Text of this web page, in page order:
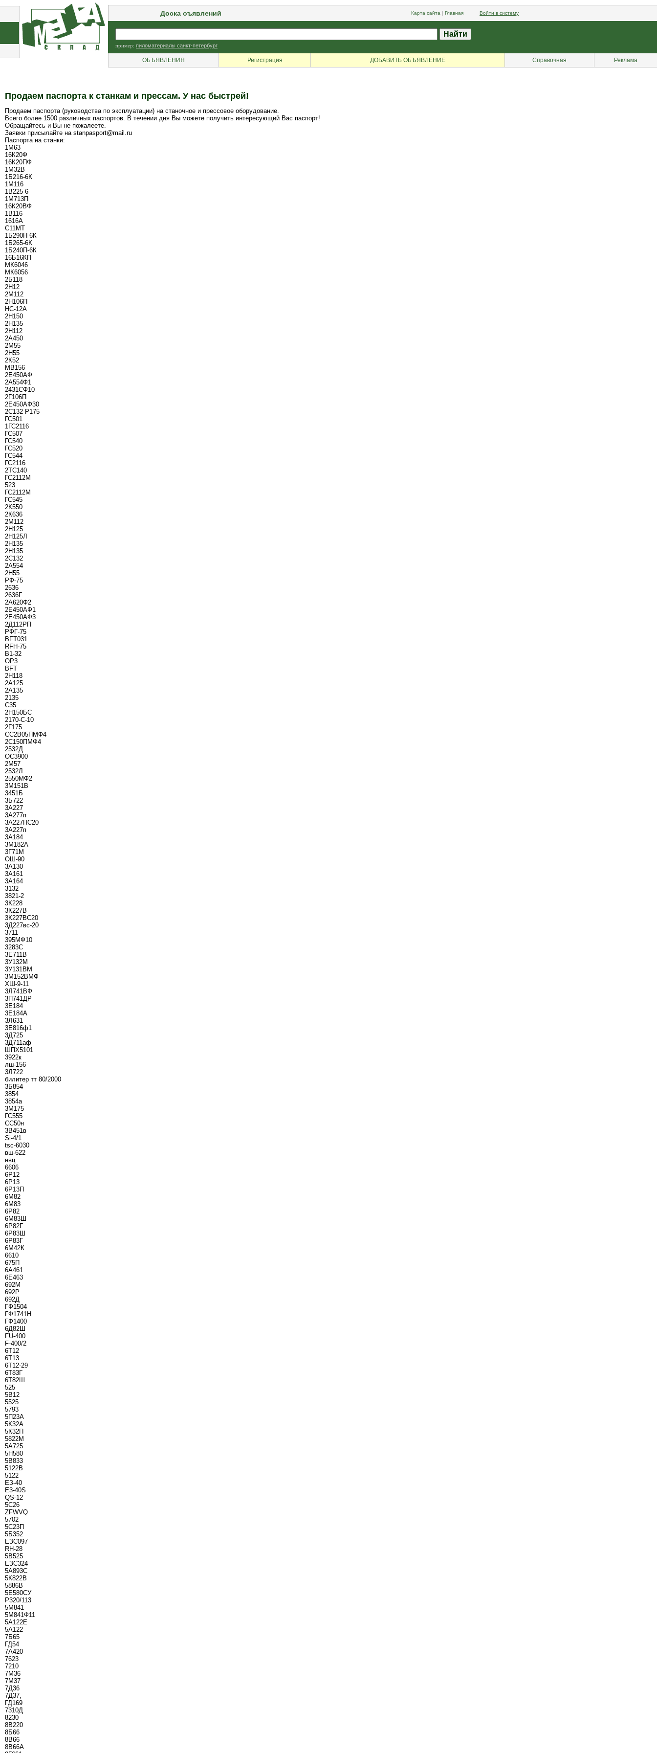
Доска оъявлений Карта сайта | Главная Войти в систему
пример: пиломатериалы санкт-петербург
ОБЪЯВЛЕНИЯ Регистрация ДОБАВИТЬ ОБЪЯВЛЕНИЕ Справочная Реклама
Продаем паспорта к станкам и прессам. У нас быстрей!
Продаем паспорта (руководства по эксплуатации) на станочное и прессовое оборудование.
Всего более 1500 различных паспортов. В течении дня Вы можете получить интересующий Вас паспорт!
Обращайтесь и Вы не пожалеете.
Заявки присылайте на stanpasport@mail.ru
Паспорта на станки:
1М63
16К20Ф
16К20ПФ
1М32В
1Б216-6К
1М116
1B225-6
1М713П
16К20ВФ
1B116
1616А
С11МТ
1Б290Н-6К
1Б265-6К
1Б240П-6К
16Б16КП
МК6046
МК6056
2Б118
2Н12
2М112
2Н106П
НС-12А
2Н150
2Н135
2Н112
2А450
2М55
2Н55
2К52
МВ156
2Е450АФ
2А554Ф1
2431СФ10
2Г106П
2Е450АФ30
2С132 Р175
ГС501
1ГС2116
ГС507
ГС540
ГС520
ГС544
ГС2116
2ТС140
ГС2112М
523
ГС2112М
ГС545
2К550
2К636
2М112
2Н125
2Н125Л
2Н135
2Н135
2С132
2А554
2Н55
РФ-75
2636
2636Г
2А620Ф2
2Е450АФ1
2Е450АФ3
2Д112РП
РФГ-75
BFT031
RFH-75
B1-32
OP3
BFT
2Н118
2А125
2А135
2135
С35
2Н150БС
2170-С-10
2Г175
СС2В05ПМФ4
2С150ПМФ4
2532Д
ОС3900
2М57
2532Л
2550МФ2
3М151В
3451Б
3Б722
3А227
3А277п
3А227ПС20
3А227п
3А184
3М182А
3Г71М
ОШ-90
3А130
3А161
3А164
3132
3821-2
3К228
3К227В
3К227ВС20
3Д227вс-20
3711
395МФ10
3283С
3Е711В
3У132М
3У131ВМ
3М152ВМФ
ХШ-9-11
3Л741ВФ
3П741ДР
3Е184
3Е184А
3Л631
3Е816ф1
3Д725
3Д711аф
ШПХ5101
3922к
лш-156
3Л722
билитер тт 80/2000
3Б854
3854
3854а
3М175
ГС555
СС50н
3В451в
Si-4/1
tsc-6030
вш-622
нвц
6606
6Р12
6Р13
6Р13П
6М82
6М83
6Р82
6М83Ш
6Р82Г
6Р83Ш
6Р83Г
6М42К
6610
675П
6А461
6Е463
692М
692Р
692Д
ГФ1504
ГФ1741Н
ГФ1400
6Д82Ш
FU-400
F-400/2
6Т12
6Т13
6Т12-29
6Т83Г
6Т82Ш
525
5В12
5525
5793
5П23А
5К32А
5К32П
5822М
5А725
5Н580
5В833
5122В
5122
ЕЗ-40
E3-40S
QS-12
5С26
ZFWVQ
5702
5С23П
5Б352
ЕЗС097
RH-28
5В525
ЕЗС324
5А893С
5К822В
5886В
5Е580СУ
Р320/113
5М841
5М841Ф11
5А122Е
5А122
7Б65
ГД54
7А420
7623
7210
7М36
7М37
7Д36
7Д37,
ГД169
7310Д
8230
8B220
8Б66
8B66
8B66A